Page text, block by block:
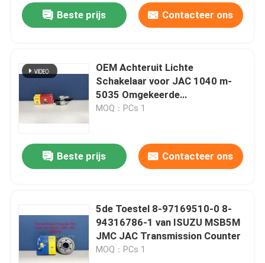
Beste prijs Contacteer ons
OEM Achteruit Lichte
Schakelaar voor JAC 1040 m-
5035 Omgekeerde
Lampschakelaar
MOQ：PCs 1
Beste prijs Contacteer ons
5de Toestel 8-97169510-0 8-
94316786-1 van ISUZU MSB5M
JMC JAC Transmission Counter
MOQ：PCs 1